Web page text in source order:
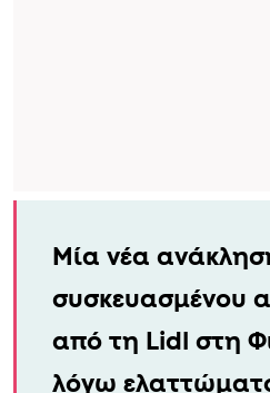
Μία νέα
συσκευασμένου
από τη Lidl στη
λόγω